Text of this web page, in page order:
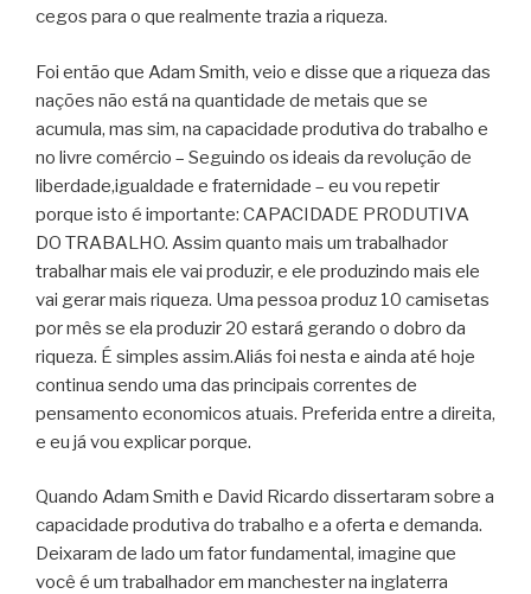
cegos para o que realmente trazia a riqueza.
Foi então que Adam Smith, veio e disse que a riqueza das
nações não está na quantidade de metais que se
acumula, mas sim, na capacidade produtiva do trabalho e
no livre comércio – Seguindo os ideais da revolução de
liberdade,igualdade e fraternidade – eu vou repetir
porque isto é importante: CAPACIDADE PRODUTIVA
DO TRABALHO. Assim quanto mais um trabalhador
trabalhar mais ele vai produzir, e ele produzindo mais ele
vai gerar mais riqueza. Uma pessoa produz 10 camisetas
por mês se ela produzir 20 estará gerando o dobro da
riqueza. É simples assim.Aliás foi nesta e ainda até hoje
continua sendo uma das principais correntes de
pensamento economicos atuais. Preferida entre a direita,
e eu já vou explicar porque.
Quando Adam Smith e David Ricardo dissertaram sobre a
capacidade produtiva do trabalho e a oferta e demanda.
Deixaram de lado um fator fundamental, imagine que
você é um trabalhador em manchester na inglaterra